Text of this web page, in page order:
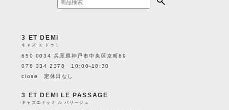
3 ET DEMI
キャズ エ ドゥミ
650 0034 兵庫県神戸市中央区京町69
078 334 2378 10:00-18:30
close 定休日なし
3 ET DEMI LE PASSAGE
キャズエドゥミ ル パサージュ